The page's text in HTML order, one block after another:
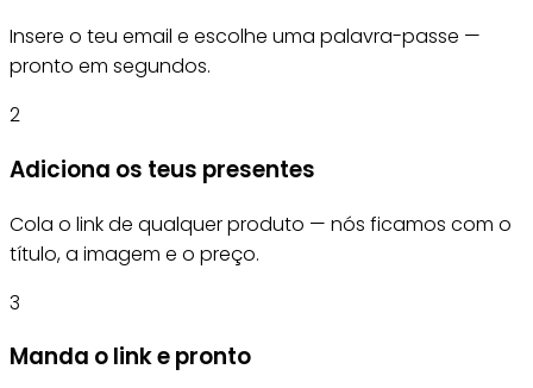
Insere o teu email e escolhe uma palavra-passe —
pronto em segundos.
2
Adiciona os teus presentes
Cola o link de qualquer produto — nós ficamos com o
título, a imagem e o preço.
3
Manda o link e pronto